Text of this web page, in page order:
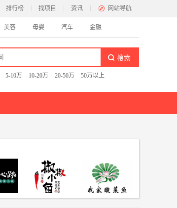
排行榜 找项目 资讯 网站导航
美容 母婴 汽车 金融
5-10万 10-20万 20-50万 50万以上
鱼 椒椒小鱼 荷塘码头我家酸菜鱼